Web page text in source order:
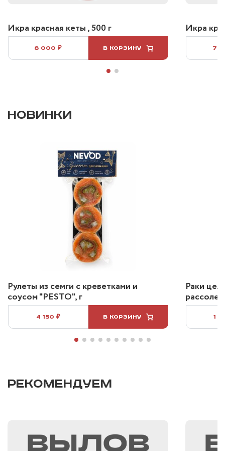
Икра красная кеты , 500 г
8 000 ₽ В КОРЗИНУ
Икра
7
НОВИНКИ
Рулеты из семги с креветками и
соусом "PESTO", г
4 150 ₽ В КОРЗИНУ
Раки
рассоле
1
РЕКОМЕНДУЕМ